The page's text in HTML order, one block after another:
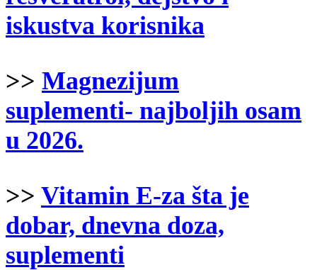
iskustva korisnika
>> Magnezijum
suplementi- najboljih osam
u 2026.
>> Vitamin E-za šta je
dobar, dnevna doza,
suplementi